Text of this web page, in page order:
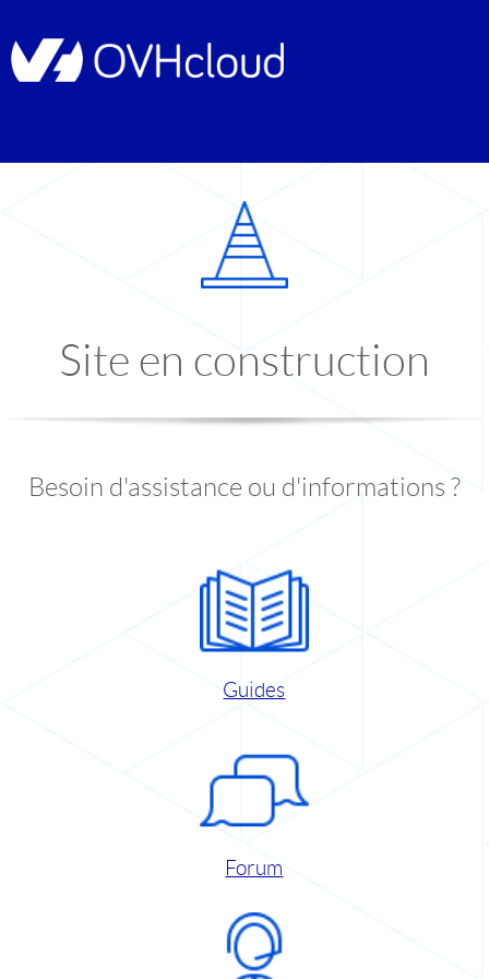
Site en construction
Besoin d'assistance ou d'informations ?
Guides
Forum